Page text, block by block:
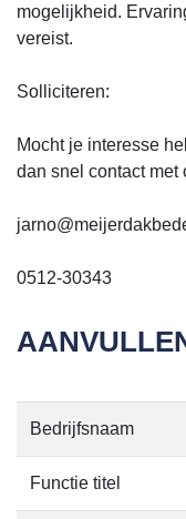
mogelijkheid.
vereist.
Solliciteren:
Mocht je interesse
dan snel contact met
0512-30343
Bedrijfsnaam
Functie titel